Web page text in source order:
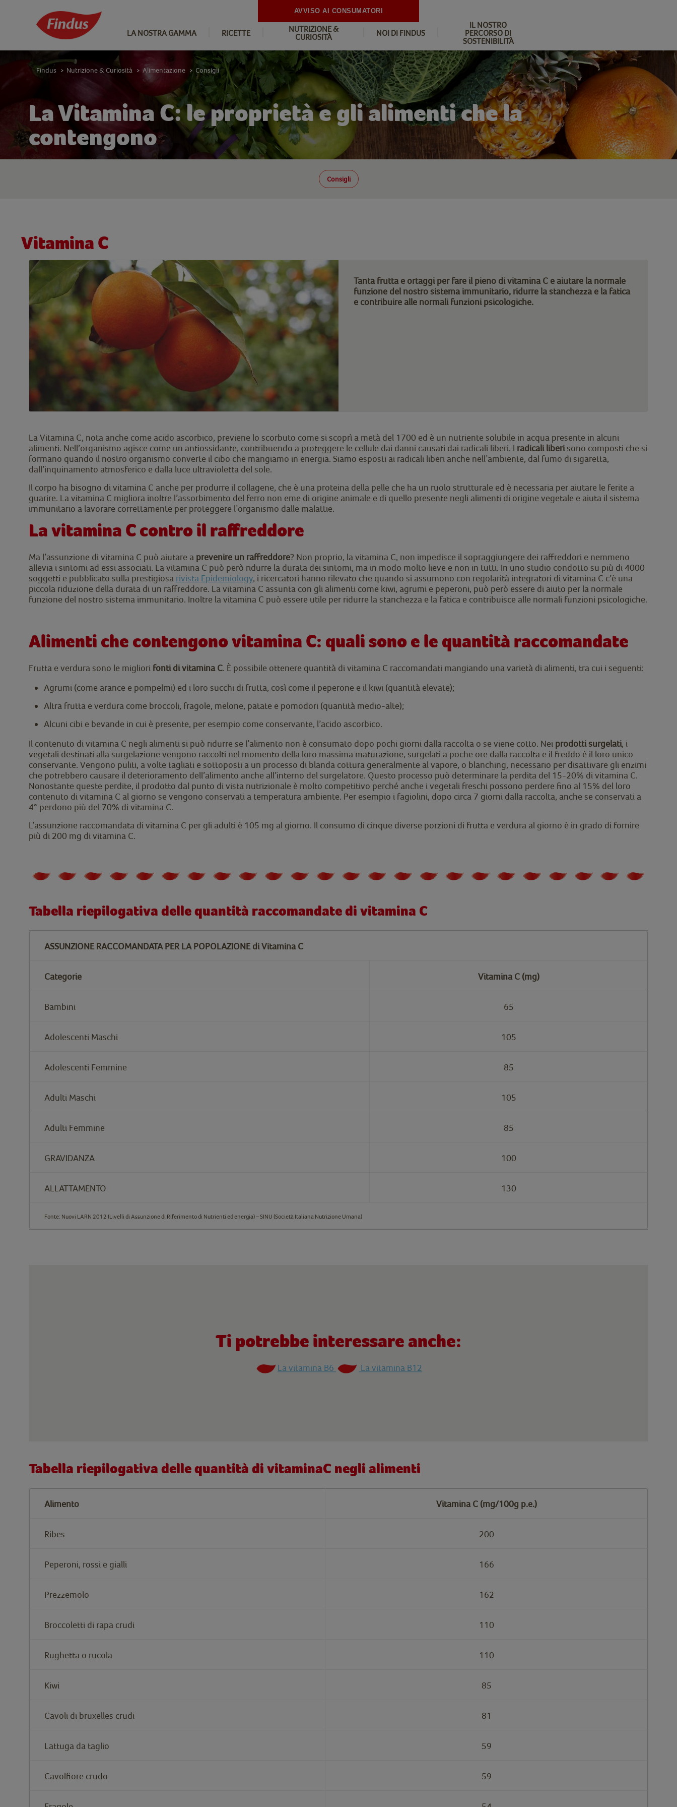
LA NOSTRA GAMMA RICETTE
NUTRIZIONE &
CURIOSITÀ
NOI DI FINDUS
IL NOSTRO
PERCORSO DI
SOSTENIBILITÀ
La Vitamina C: le proprietà e gli alimenti che la
contengono
Consigli
Findus > Nutrizione & Curiosità > Alimentazione > Consigli
Vitamina C
Tanta frutta e ortaggi per fare il pieno di vitamina C e aiutare la normale
funzione del nostro sistema immunitario, ridurre la stanchezza e la fatica
e contribuire alle normali funzioni psicologiche.
La Vitamina C, nota anche come acido ascorbico, previene lo scorbuto come si scoprì a metà del 1700 ed è un nutriente solubile in acqua presente in alcuni
alimenti. Nell’organismo agisce come un antiossidante, contribuendo a proteggere le cellule dai danni causati dai radicali liberi. I radicali liberi sono composti che si
formano quando il nostro organismo converte il cibo che mangiamo in energia. Siamo esposti ai radicali liberi anche nell’ambiente, dal fumo di sigaretta,
dall’inquinamento atmosferico e dalla luce ultravioletta del sole.
Il corpo ha bisogno di vitamina C anche per produrre il collagene, che è una proteina della pelle che ha un ruolo strutturale ed è necessaria per aiutare le ferite a
guarire. La vitamina C migliora inoltre l’assorbimento del ferro non eme di origine animale e di quello presente negli alimenti di origine vegetale e aiuta il sistema
immunitario a lavorare correttamente per proteggere l’organismo dalle malattie.
La vitamina C contro il raffreddore
Ma l’assunzione di vitamina C può aiutare a prevenire un raffreddore? Non proprio, la vitamina C, non impedisce il sopraggiungere dei raffreddori e nemmeno
allevia i sintomi ad essi associati. La vitamina C può però ridurre la durata dei sintomi, ma in modo molto lieve e non in tutti. In uno studio condotto su più di 4000
soggetti e pubblicato sulla prestigiosa rivista Epidemiology, i ricercatori hanno rilevato che quando si assumono con regolarità integratori di vitamina C c’è una
piccola riduzione della durata di un raffreddore. La vitamina C assunta con gli alimenti come kiwi, agrumi e peperoni, può però essere di aiuto per la normale
funzione del nostro sistema immunitario. Inoltre la vitamina C può essere utile per ridurre la stanchezza e la fatica e contribuisce alle normali funzioni psicologiche.
Alimenti che contengono vitamina C: quali sono e le quantità raccomandate
Frutta e verdura sono le migliori fonti di vitamina C. È possibile ottenere quantità di vitamina C raccomandati mangiando una varietà di alimenti, tra cui i seguenti:
Agrumi (come arance e pompelmi) ed i loro succhi di frutta, così come il peperone e il kiwi (quantità elevate);
Altra frutta e verdura come broccoli, fragole, melone, patate e pomodori (quantità medio-alte);
Alcuni cibi e bevande in cui è presente, per esempio come conservante, l’acido ascorbico.
Il contenuto di vitamina C negli alimenti si può ridurre se l’alimento non è consumato dopo pochi giorni dalla raccolta o se viene cotto. Nei prodotti surgelati, i
vegetali destinati alla surgelazione vengono raccolti nel momento della loro massima maturazione, surgelati a poche ore dalla raccolta e il freddo è il loro unico
conservante. Vengono puliti, a volte tagliati e sottoposti a un processo di blanda cottura generalmente al vapore, o blanching, necessario per disattivare gli enzimi
che potrebbero causare il deterioramento dell’alimento anche all’interno del surgelatore. Questo processo può determinare la perdita del 15-20% di vitamina C.
Nonostante queste perdite, il prodotto dal punto di vista nutrizionale è molto competitivo perché anche i vegetali freschi possono perdere fino al 15% del loro
contenuto di vitamina C al giorno se vengono conservati a temperatura ambiente. Per esempio i fagiolini, dopo circa 7 giorni dalla raccolta, anche se conservati a
4° perdono più del 70% di vitamina C.
L’assunzione raccomandata di vitamina C per gli adulti è 105 mg al giorno. Il consumo di cinque diverse porzioni di frutta e verdura al giorno è in grado di fornire
più di 200 mg di vitamina C.
Tabella riepilogativa delle quantità raccomandate di vitamina C
ASSUNZIONE RACCOMANDATA PER LA POPOLAZIONE di Vitamina C
Categorie Vitamina C (mg)
Bambini 65
Adolescenti Maschi 105
Adolescenti Femmine 85
Adulti Maschi 105
Adulti Femmine 85
GRAVIDANZA 100
ALLATTAMENTO 130
Fonte: Nuovi LARN 2012 (Livelli di Assunzione di Riferimento di Nutrienti ed energia) – SINU (Società Italiana Nutrizione Umana)
Ti potrebbe interessare anche:
La vitamina B6 La vitamina B12
Tabella riepilogativa delle quantità di vitaminaC negli alimenti
Alimento Vitamina C (mg/100g p.e.)
Ribes 200
Peperoni, rossi e gialli 166
Prezzemolo 162
Broccoletti di rapa crudi 110
Rughetta o rucola 110
Kiwi 85
Cavoli di bruxelles crudi 81
Lattuga da taglio 59
Cavolfiore crudo 59
AVVISO AI CONSUMATORI